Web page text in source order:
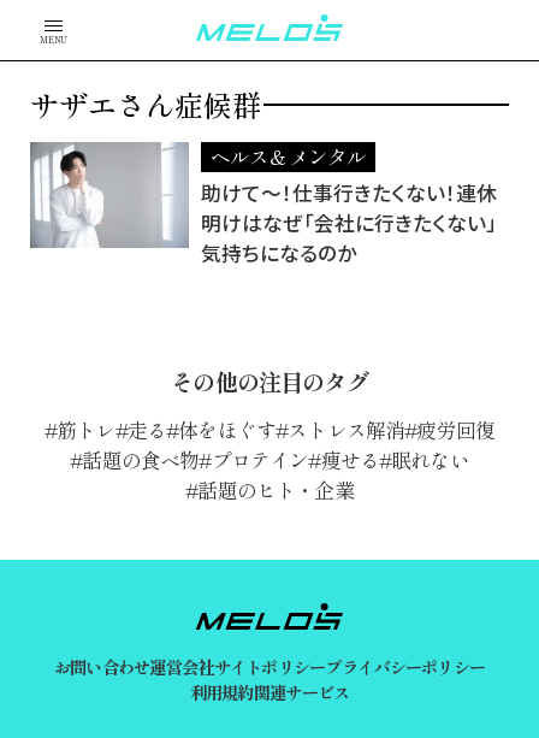
MENU
サザエさん症候群
ヘルス＆メンタル
助けて～！仕事行きたくない！連休
明けはなぜ「会社に行きたくない」
気持ちになるのか
その他の注目のタグ
筋トレ 走る 体をほぐす ストレス解消 疲労回復
話題の食べ物 プロテイン 痩せる 眠れない
話題のヒト・企業
お問い合わせ運営会社サイトポリシープライバシーポリシー
利用規約関連サービス